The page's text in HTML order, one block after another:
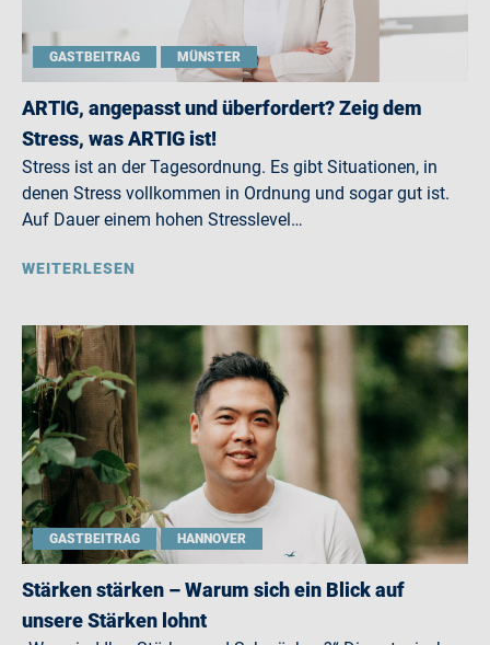
GASTBEITRAG MÜNSTER
ARTIG, angepasst und überfordert? Zeig dem
Stress, was ARTIG ist!
Stress ist an der Tagesordnung. Es gibt Situationen, in
denen Stress vollkommen in Ordnung und sogar gut ist.
Auf Dauer einem hohen Stresslevel…
WEITERLESEN
GASTBEITRAG HANNOVER
Stärken stärken – Warum sich ein Blick auf
unsere Stärken lohnt